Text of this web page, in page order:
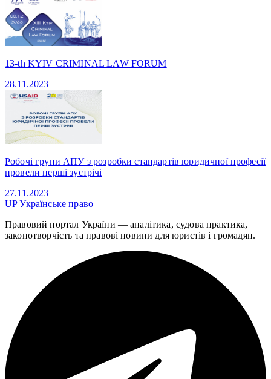
13-th KYIV CRIMINAL LAW FORUM
28.11.2023
Робочі групи АПУ з розробки стандартів юридичної професії
провели перші зустрічі
27.11.2023
UPУкраїнське право
Правовий портал України — аналітика, судова практика,
законотворчість та правові новини для юристів і громадян.